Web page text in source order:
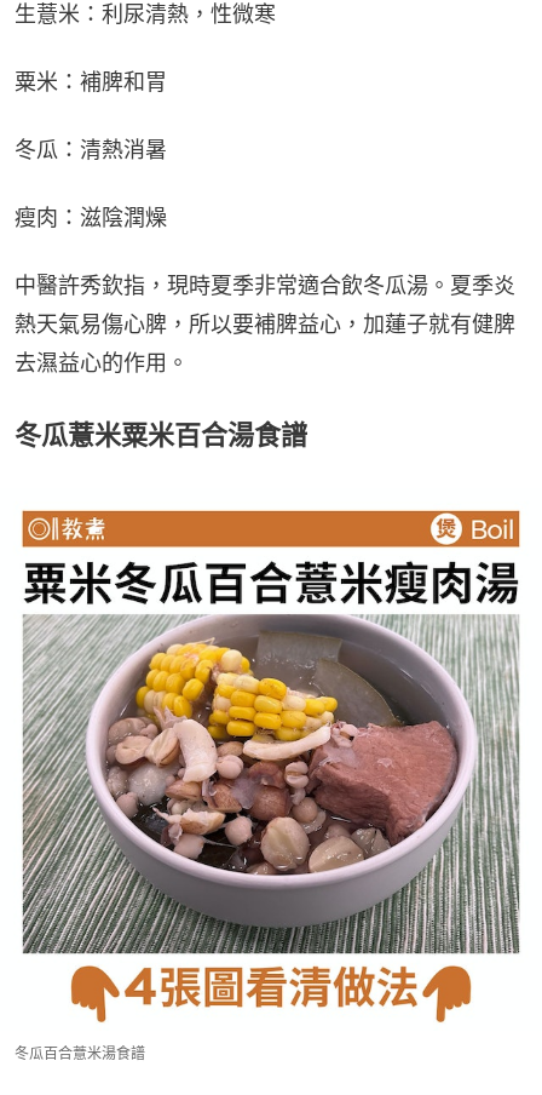
生薏米：利尿清熱，性微寒
粟米：補脾和胃
冬瓜：清熱消暑
瘦肉：滋陰潤燥
中醫許秀欽指，現時夏季非常適合飲冬瓜湯。夏季炎
熱天氣易傷心脾，所以要補脾益心，加蓮子就有健脾
去濕益心的作用。
冬瓜薏米粟米百合湯食譜
冬瓜百合薏米湯食譜